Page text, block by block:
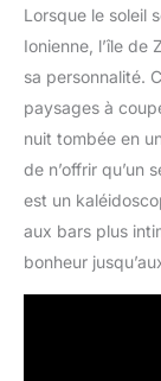
Lorsque le soleil
Ionienne, l’île
sa personnalité.
paysages à
nuit tombée en
de n’offrir qu’un
est un
aux bars plus
bonheur